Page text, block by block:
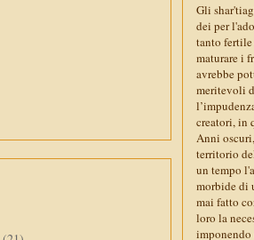
Gli
dei per
tanto fertile
maturare i
avrebbe
meritevoli
creatori, in
Anni
territorio
un tempo
morbide di
mai fatto
loro la
imponendo